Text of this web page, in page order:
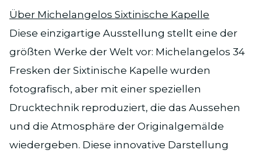
Über Michelangelos Sixtinische Kapelle
Diese einzigartige Ausstellung stellt eine der
größten Werke der Welt vor: Michelangelos 34
Fresken der Sixtinische Kapelle wurden
fotografisch, aber mit einer speziellen
Drucktechnik reproduziert, die das Aussehen
und die Atmosphäre der Originalgemälde
wiedergeben. Diese innovative Darstellung